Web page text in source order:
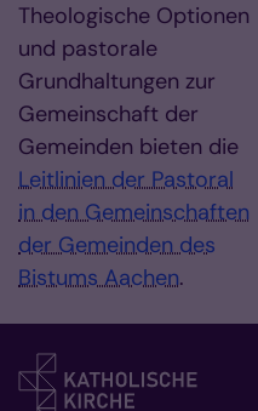
Theologische Optionen
und pastorale
Grundhaltungen zur
Gemeinschaft der
Gemeinden bieten die
Leitlinien der Pastoral
in den Gemeinschaften
der Gemeinden des
Bistums Aachen.